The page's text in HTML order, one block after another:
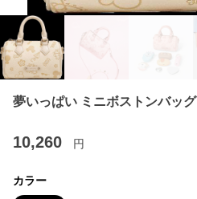
夢いっぱい ミニボストンバッグ
10,260 円
カラー